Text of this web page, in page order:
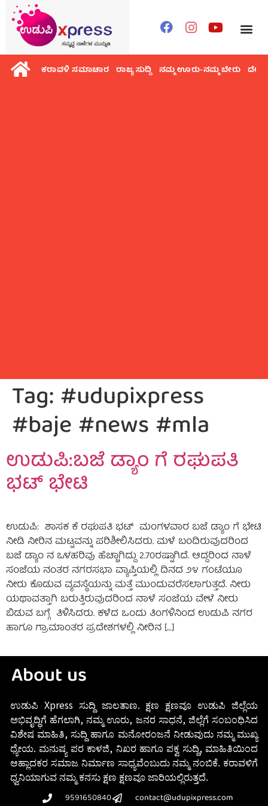
ಕರಾವಳಿ ಸಮಾಚಾರ ರಾಜ್ಯ ಸುದ್ದಿ ನಮ್ಮ ಊರು-ನಮ್ಮ ಬೇರು ದೇಶ
Tag:#udupixpress
#baje #news #mla
ಉಡುಪಿ:ಬಜೆ ಡ್ಯಾಂ ಗೆ ರಘುಪತಿ
ಭಟ್ ಭೇಟಿ
ಉಡುಪಿ: ಶಾಸಕ ಕೆ ರಘುಪತಿ ಭಟ್ ಮಂಗಳವಾರ ಬಜೆ ಡ್ಯಾಂ ಗೆ ಭೇಟಿ
ನೀಡಿ ನೀರಿನ ಮಟ್ಟವನ್ನು ಪರಿಶೀಲಿಸಿದರು. ಮಳೆ ಬಂದಿರುವುದರಿಂದ
ಬಜೆ ಡ್ಯಾಂ ನ ಒಳಹರಿವು ಹೆಚ್ಚಾಗಿದ್ದು 2.70ರಷ್ಟಾಗಿದೆ. ಆದ್ದರಿಂದ ನಾಳೆ
ಸಂಜೆಯ ನಂತರ ನಗರಸಭಾ ವ್ಯಾಪ್ತಿಯಲ್ಲಿ ದಿನದ ೨೪ ಗಂಟೆಯೂ
ನೀರು ಕೊಡುವ ವ್ಯವಸ್ಥೆಯನ್ನು ಮತ್ತೆ ಮುಂದುವರೆಸಲಾಗುತ್ತದೆ. ನೀರು
ಯಥಾವತ್ತಾಗಿ ಬರುತ್ತಿರುವುದರಿಂದ ನಾಳೆ ಸಂಜೆಯ ವೇಳೆ ನೀರು
ಬಿಡುವ ಬಗ್ಗೆ ತಿಳಿಸಿದರು. ಕಳೆದ ಒಂದು ತಿಂಗಳಿನಿಂದ ಉಡುಪಿ ನಗರ
ಹಾಗೂ ಗ್ರಾಮಾಂತರ ಪ್ರದೇಶಗಳಲ್ಲಿ ನೀರಿನ […]
About us
ಉಡುಪಿ Xpress ಸುದ್ದಿ ಜಾಲತಾಣ. ಕ್ಷಣ ಕ್ಷಣವೂ ಉಡುಪಿ ಜಿಲ್ಲೆಯ
ಅಭಿವೃದ್ಧಿಗೆ ಹೆಗಲಾಗಿ, ನಮ್ಮ ಊರು, ಜನರ ಸಾಧನೆ, ಜಿಲ್ಲೆಗೆ ಸಂಬಂಧಿಸಿದ
ವಿಶೇಷ ಮಾಹಿತಿ, ಸುದ್ದಿ ಹಾಗೂ ಮನೋರಂಜನೆ ನೀಡುವುದು ನಮ್ಮ ಮುಖ್ಯ
ಧ್ಯೇಯ. ಮನುಷ್ಯ ಪರ ಕಾಳಜಿ, ನಿಖರ ಹಾಗೂ ಪಕ್ವ ಸುದ್ದಿ, ಮಾಹಿತಿಯಿಂದ
ಆಹ್ಲಾದಕರ ಸಮಾಜ ನಿರ್ಮಾಣ ಸಾಧ್ಯವೆಂಬುದು ನಮ್ಮ ನಂಬಿಕೆ. ಕರಾವಳಿಗೆ
ಧ್ವನಿಯಾಗುವ ನಮ್ಮ ಕನಸು ಕ್ಷಣ ಕ್ಷಣವೂ ಜಾರಿಯಲ್ಲಿರುತ್ತದೆ.
9591650840
contact@udupixpress.com